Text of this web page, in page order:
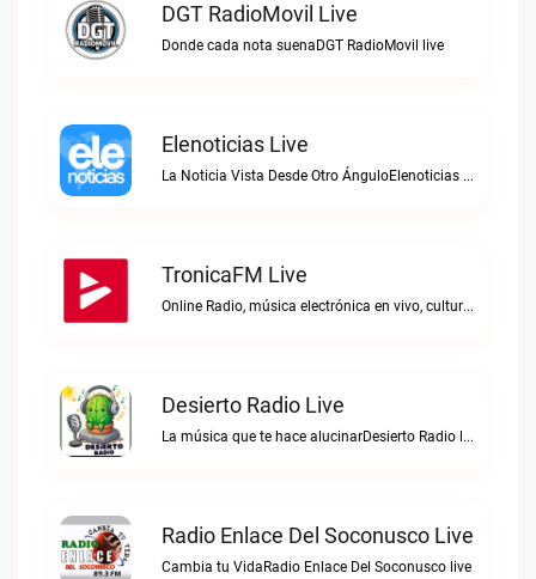
DGT RadioMovil Live
Donde cada nota suenaDGT RadioMovil live
Elenoticias Live
La Noticia Vista Desde Otro ÁnguloElenoticias live
TronicaFM Live
Online Radio, música electrónica en vivo, cultura electrónica, Top 10 semanal, videos, descargasTronicaFM live
Desierto Radio Live
La música que te hace alucinarDesierto Radio live
Radio Enlace Del Soconusco Live
Cambia tu VidaRadio Enlace Del Soconusco live